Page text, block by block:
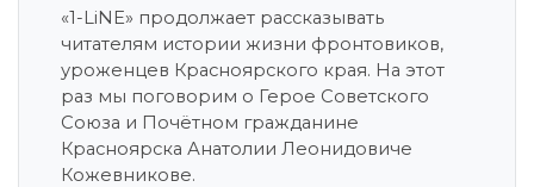
«1-LiNE» продолжает рассказывать
читателям истории жизни фронтовиков,
уроженцев Красноярского края. На этот
раз мы поговорим о Герое Советского
Союза и Почётном гражданине
Красноярска Анатолии Леонидовиче
Кожевникове.